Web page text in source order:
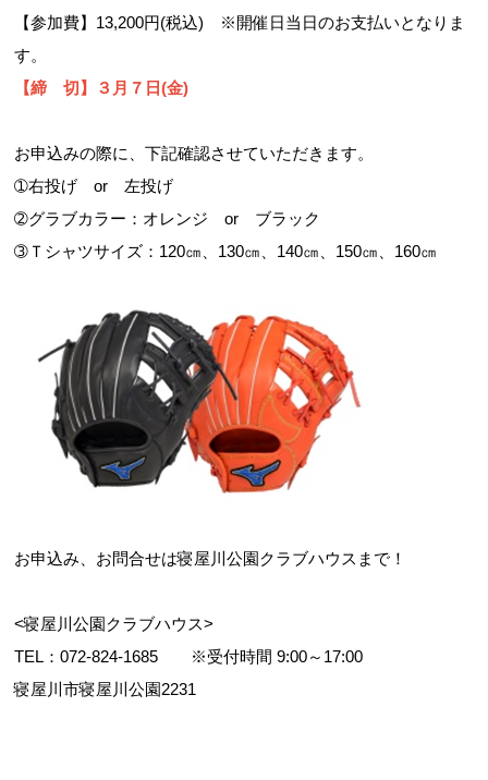
【参加費】13,200円(税込) ※開催日当日のお支払いとなりま
す。
【締 切】３月７日(金)
お申込みの際に、下記確認させていただきます。
➀右投げ or 左投げ
➁グラブカラー：オレンジ or ブラック
➂Ｔシャツサイズ：120㎝、130㎝、140㎝、150㎝、160㎝
お申込み、お問合せは寝屋川公園クラブハウスまで！
<寝屋川公園クラブハウス>
TEL：072-824-1685 ※受付時間 9:00～17:00
寝屋川市寝屋川公園2231